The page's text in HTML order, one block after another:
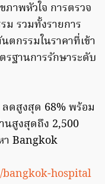
ภาพหัวใจ การตรวจ
ม รวมทั้งรายการ
กรรมในราคาที่เข้า
ฐานการรักษาระดับ
ดสูงสุด 68% พร้อม
นสูงสุดถึง 2,500
า Bangkok
hospital